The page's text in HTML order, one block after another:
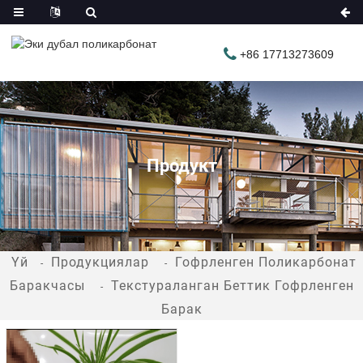
+86 17713273609
Продукт
Үй Продукциялар
Гофрленген Поликарбонат
Баракчасы
Текстураланган Беттик Гофрленген
Барак